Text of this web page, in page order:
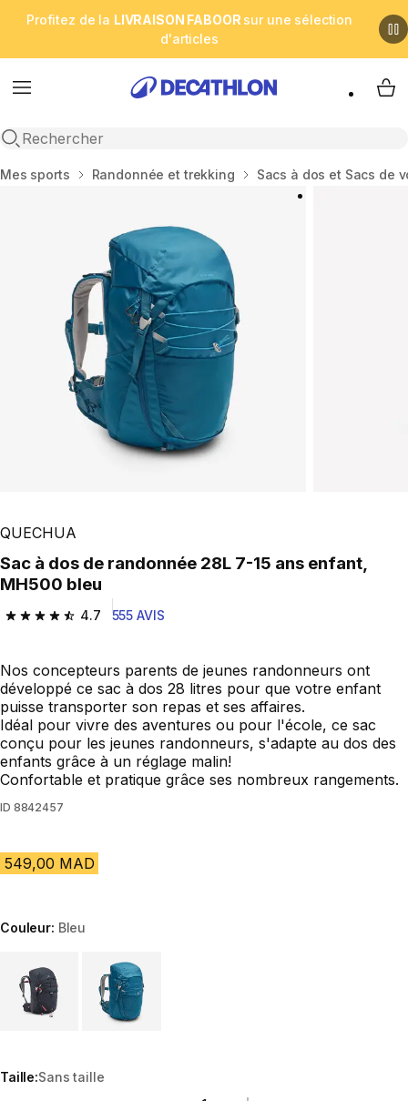
Profitez de la LIVRAISON FABOOR sur une sélection
d'articles
Menu
Open search
My
Accueil
Mes sports Randonnée et trekking Sacs à dos et Sacs de
Play Video
QUECHUA
Sac à dos de randonnée 28L 7-15 ans enfant,
MH500 bleu
4.7
4.7 out of 5 stars from 555 reviews
555 AVIS
Nos concepteurs parents de jeunes randonneurs ont
développé ce sac à dos 28 litres pour que votre enfant
puisse transporter son repas et ses affaires.
Idéal pour vivre des aventures ou pour l'école, ce sac
conçu pour les jeunes randonneurs, s'adapte au dos des
enfants grâce à un réglage malin!
Confortable et pratique grâce ses nombreux rangements.
ID 8842457
549,00 MAD
Couleur: Bleu
Choose a variant
Taille:Sans taille